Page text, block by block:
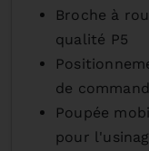
Broche à
qualité P5
de
Poupée
pour